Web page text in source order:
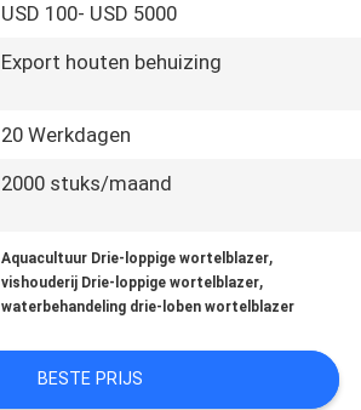
USD 100- USD 5000
Export houten behuizing
20 Werkdagen
2000 stuks/maand
Aquacultuur Drie-loppige wortelblazer,
vishouderij Drie-loppige wortelblazer,
waterbehandeling drie-loben wortelblazer
BESTE PRIJS